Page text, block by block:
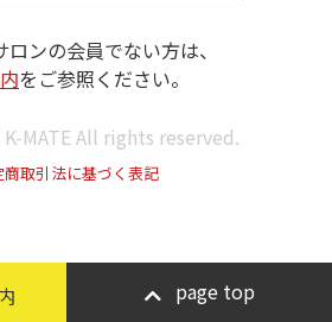
ンの会員でない方は、
をご参照ください。
MATE All rights reserved.
商取引法に基づく表記
page top